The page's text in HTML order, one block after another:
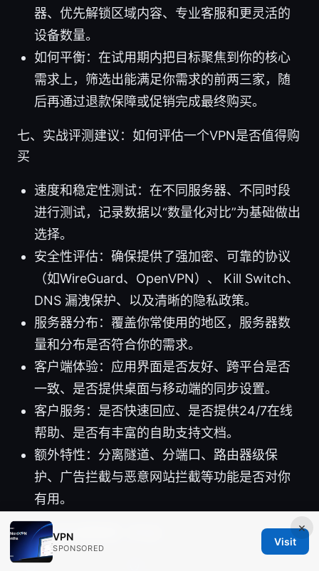
器、优先解锁区域内容、专业客服和更灵活的
设备数量。
如何平衡：在试用期内把目标聚焦到你的核心
需求上，筛选出能满足你需求的前两三家，随
后再通过退款保障或促销完成最终购买。
七、实战评测建议：如何评估一个VPN是否值得购
买
速度和稳定性测试：在不同服务器、不同时段
进行测试，记录数据以“数量化对比”为基础做出
选择。
安全性评估：确保提供了强加密、可靠的协议
（如WireGuard、OpenVPN）、 Kill Switch、
DNS 漏洩保护、以及清晰的隐私政策。
服务器分布：覆盖你常使用的地区，服务器数
量和分布是否符合你的需求。
客户端体验：应用界面是否友好、跨平台是否
一致、是否提供桌面与移动端的同步设置。
客户服务：是否快速回应、是否提供24/7在线
帮助、是否有丰富的自助支持文档。
额外特性：分离隧道、分端口、路由器级保
护、广告拦截与恶意网站拦截等功能是否对你
有用。
八、常见问题解答（FAQ）
发布:
×
VPN
SPONSORED
Visit